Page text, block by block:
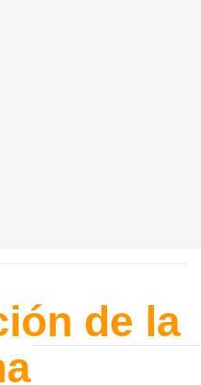
de la